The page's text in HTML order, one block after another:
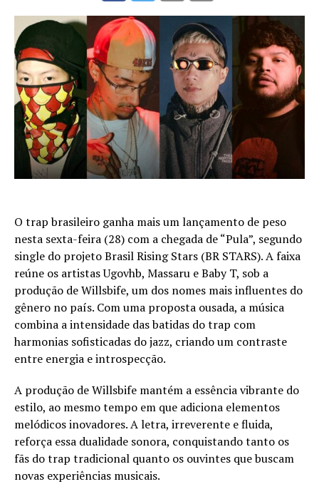
O trap brasileiro ganha mais um lançamento de peso
nesta sexta-feira (28) com a chegada de “Pula”, segundo
single do projeto Brasil Rising Stars (BR STARS). A faixa
reúne os artistas Ugovhb, Massaru e Baby T, sob a
produção de Willsbife, um dos nomes mais influentes do
gênero no país. Com uma proposta ousada, a música
combina a intensidade das batidas do trap com
harmonias sofisticadas do jazz, criando um contraste
entre energia e introspecção.
A produção de Willsbife mantém a essência vibrante do
estilo, ao mesmo tempo em que adiciona elementos
melódicos inovadores. A letra, irreverente e fluida,
reforça essa dualidade sonora, conquistando tanto os
fãs do trap tradicional quanto os ouvintes que buscam
novas experiências musicais.